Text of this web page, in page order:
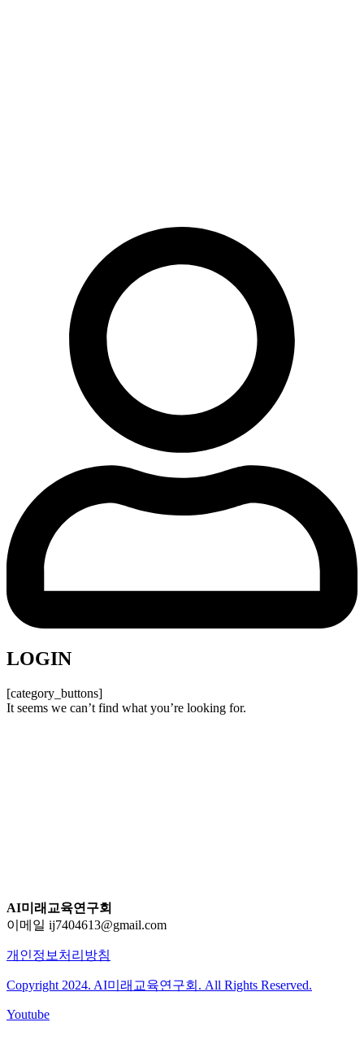
LOGIN
[category_buttons]
It seems we can’t find what you’re looking for.
AI미래교육연구회
이메일 ij7404613@gmail.com
개인정보처리방침
Copyright 2024. AI미래교육연구회. All Rights Reserved.
Youtube